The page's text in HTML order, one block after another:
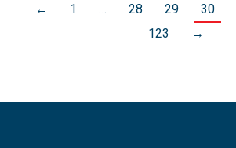
← 1 … 28 29 30
123
→